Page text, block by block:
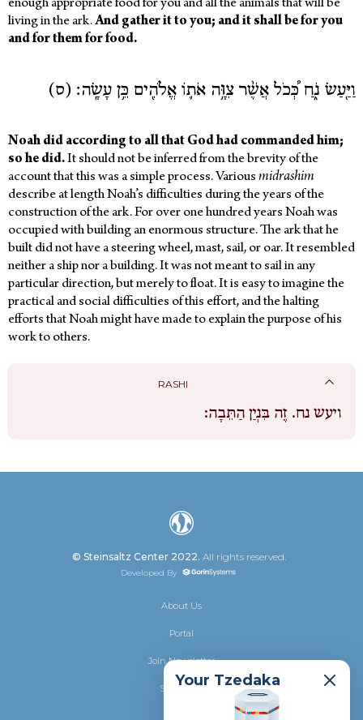
enough appropriate food for you and all the animals that will be
living in the ark.And gather it to you; and it shall be for you
and for them for food.
וַיַּ֖עַשׂ נֹ֑חַ כְּ֠כֹל אֲשֶׁ֨ר צִוָּ֥ה אֹת֛וֹ אֱלֹהִ֖ים כֵּ֥ן עָשָֽׂה׃ (ס)
Noah did according to all that God had commanded him;
so he did.It should not be inferred from the brevity of the
account that this was a simple process. Various midrashim
describe at length Noah’s difficulties during the years of the
construction of the ark.For over one hundred years Noah was
occupied with building an enormous structure.The ark that he
built did not have a steering wheel, mast, sail, or oar. It resembled
neither a ship nor a building. It was not meant to sail in any
particular direction, but merely to float. It is easy to imagine the
practical and social difficulties of this effort, and the halting
efforts that Noah might have made to explain the purpose of his
work to others.
RASHI
ויעש נח. זֶה בִּנְיַן הַתֵּבָה:
Your Tzedaka
© Steinsaltz Center 2022. All rights reserved.
Developed By
About Us
Portal
Join Newsletter
Shalhevet